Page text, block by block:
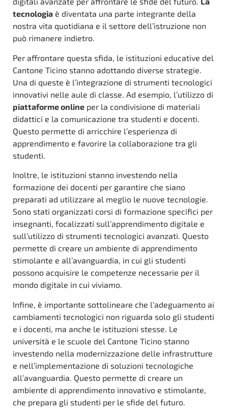
tecnologia è diventata una parte integrante della
nostra vita quotidiana e il settore dell’istruzione non
può rimanere indietro.
Per affrontare questa sfida, le istituzioni educative del
Cantone Ticino stanno adottando diverse strategie.
Una di queste è l’integrazione di strumenti tecnologici
innovativi nelle aule di classe. Ad esempio, l’utilizzo di
piattaforme online per la condivisione di materiali
didattici e la comunicazione tra studenti e docenti.
Questo permette di arricchire l’esperienza di
apprendimento e favorire la collaborazione tra gli
studenti.
Inoltre, le istituzioni stanno investendo nella
formazione dei docenti per garantire che siano
preparati ad utilizzare al meglio le nuove tecnologie.
Sono stati organizzati corsi di formazione specifici per
insegnanti, focalizzati sull’apprendimento digitale e
sull’utilizzo di strumenti tecnologici avanzati. Questo
permette di creare un ambiente di apprendimento
stimolante e all’avanguardia, in cui gli studenti
possono acquisire le competenze necessarie per il
mondo digitale in cui viviamo.
Infine, è importante sottolineare che l’adeguamento ai
cambiamenti tecnologici non riguarda solo gli studenti
e i docenti, ma anche le istituzioni stesse. Le
università e le scuole del Cantone Ticino stanno
investendo nella modernizzazione delle infrastrutture
e nell’implementazione di soluzioni tecnologiche
all’avanguardia. Questo permette di creare un
ambiente di apprendimento innovativo e stimolante,
che prepara gli studenti per le sfide del futuro.